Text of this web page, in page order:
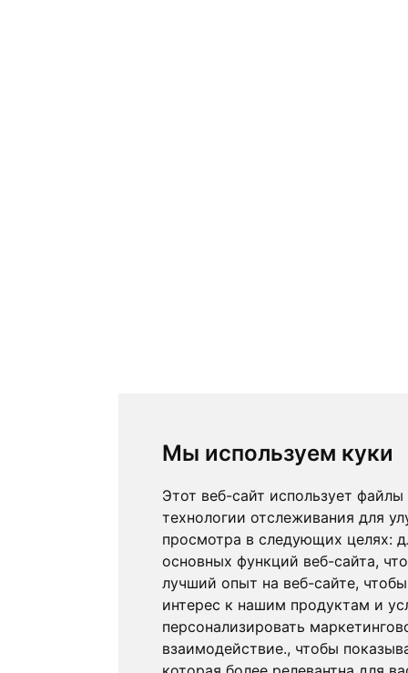
Мы используем куки
Этот веб-сайт использует
технологии отслеживания для
просмотра в следующих целях:
основных функций веб-сайта,
лучший опыт на веб-сайте,
интерес к нашим продуктам и
персонализировать
взаимодействие., чтобы